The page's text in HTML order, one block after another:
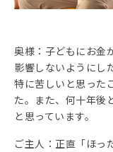
奥様：子どもにお金
影響しないようにし
特に苦しいと思った
た。また、何十年後
と思っています。
ご主人：正直「ほっ